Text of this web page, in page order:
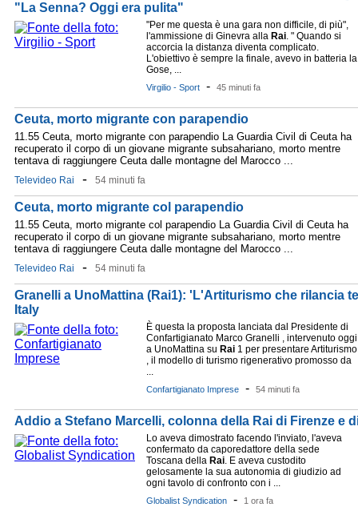
"La Senna? Oggi era pulita"
"Per me questa è una gara non difficile, di più",
l'ammissione di Ginevra alla Rai. " Quando si
accorcia la distanza diventa complicato.
L'obiettivo è sempre la finale, avevo in batteria la
Gose, ...
Virgilio - Sport - 45 minuti fa
Ceuta, morto migrante con parapendio
11.55 Ceuta, morto migrante con parapendio La Guardia Civil di Ceuta ha
recuperato il corpo di un giovane migrante subsahariano, morto mentre
tentava di raggiungere Ceuta dalle montagne del Marocco ...
Televideo Rai - 54 minuti fa
Ceuta, morto migrante col parapendio
11.55 Ceuta, morto migrante col parapendio La Guardia Civil di Ceuta ha
recuperato il corpo di un giovane migrante subsahariano, morto mentre
tentava di raggiungere Ceuta dalle montagne del Marocco ...
Televideo Rai - 54 minuti fa
Granelli a UnoMattina (Rai1): 'L'Artiturismo che rilancia
Italy
È questa la proposta lanciata dal Presidente di
Confartigianato Marco Granelli , intervenuto oggi
a UnoMattina su Rai 1 per presentare Artiturismo
, il modello di turismo rigenerativo promosso da
...
Confartigianato Imprese - 54 minuti fa
Addio a Stefano Marcelli, colonna della Rai di Firenze e
Lo aveva dimostrato facendo l'inviato, l'aveva
confermato da caporedattore della sede
Toscana della Rai. E aveva custodito
gelosamente la sua autonomia di giudizio ad
ogni tavolo di confronto con i ...
Globalist Syndication - 1 ora fa